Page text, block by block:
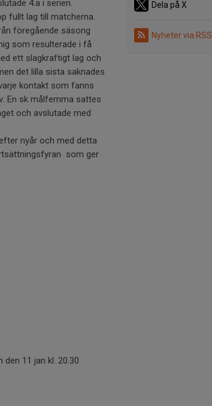
Dela på X
Nyheter via RSS
4:a i serien.
fullt lag till matcherna.
föregående säsong
som resulterade i få
ett slagkraftigt lag och
det lilla sista saknades
kontakt som fanns
En sk målfemma sattes
och avslutade med
nyår och med detta
som ger
11 jan kl. 20.30